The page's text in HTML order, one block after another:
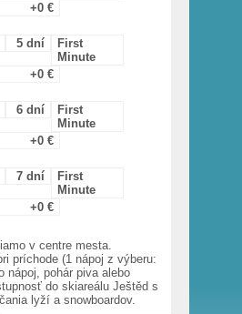
+0 €
5 dní
First
Minute
+0 €
6 dní
First
Minute
+0 €
7 dní
First
Minute
+0 €
v centre mesta.
príchode (1 nápoj z výberu:
nápoj, pohár piva alebo
do skiareálu Ještěd s
lyží a snowboardov.